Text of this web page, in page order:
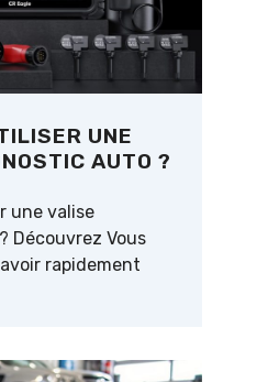
UNE
AUTO ?
une valise
Découvrez Vous
rapidement